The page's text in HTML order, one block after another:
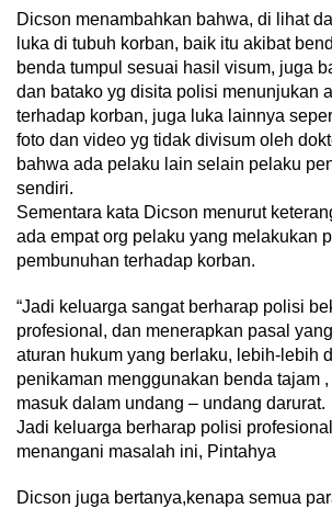
Dicson menambahkan bahwa, di lihat
luka di tubuh korban, baik itu akibat
benda tumpul sesuai hasil visum, juga
dan batako yg disita polisi menunjukan
terhadap korban, juga luka lainnya
foto dan video yg tidak divisum oleh
bahwa ada pelaku lain selain pelaku
sendiri.
Sementara kata Dicson menurut
ada empat org pelaku yang melakukan
pembunuhan terhadap korban.
“Jadi keluarga sangat berharap polisi
profesional, dan menerapkan pasal
aturan hukum yang berlaku, lebih-lebih
penikaman menggunakan benda tajam
masuk dalam undang – undang darurat.
Jadi keluarga berharap polisi
menangani masalah ini, Pintahya
Dicson juga bertanya,kenapa semua